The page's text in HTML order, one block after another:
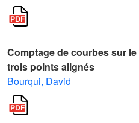
Comptage de courbes sur
trois points alignés
Bourqui, David